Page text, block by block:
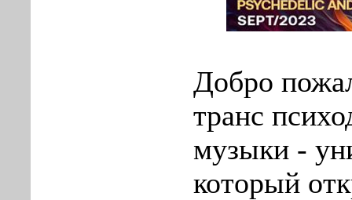
Добро
транс
музыки -
который